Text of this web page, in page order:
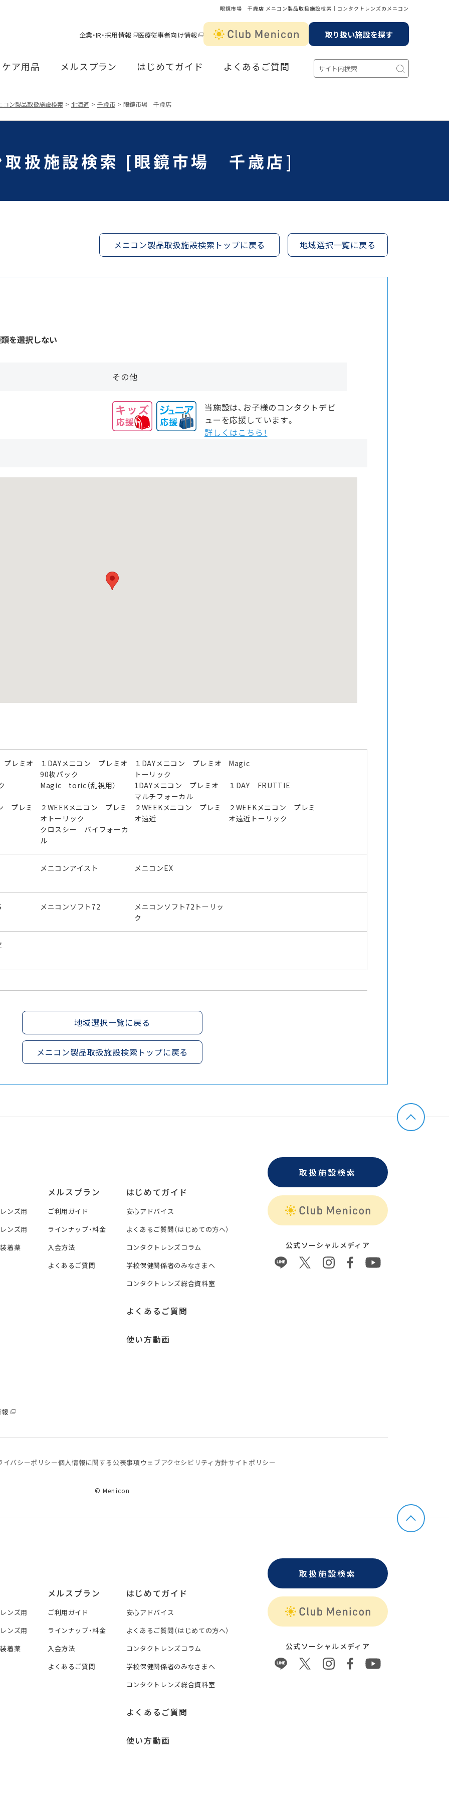
眼鏡市場 千歳店 メニコン製品取扱施設検索│コンタクトレンズのメニコン
企業・IR・採用情報 医療従事者向け情報 取り扱い施設を探す
ケア用品 メルスプラン はじめてガイド よくあるご質問
コン製品取扱施設検索 北海道 千歳市 眼鏡市場 千歳店
取扱施設検索 [眼鏡市場 千歳店]
メニコン製品取扱施設検索トップに戻る 地域選択一覧に戻る
を選択しない
その他
当施設は、お子様のコンタクトデビ
ューを応援しています。
詳しくはこちら！
プレミオ
１DAYメニコン プレミオ
90枚パック
１DAYメニコン プレミオ
トーリック
Magic
Magic toric（乱視用）
1DAYメニコン プレミオ
マルチフォーカル
１DAY FRUTTIE
プレミ
２WEEKメニコン プレミ
オトーリック
２WEEKメニコン プレミ
オ遠近
２WEEKメニコン プレミ
オ遠近トーリック
クロスシー バイフォーカ
ル
メニコンアイスト メニコンEX
メニコンソフト72
メニコンソフト72トーリッ
ク
地域選択一覧に戻る
メニコン製品取扱施設検索トップに戻る
ンズ用
ンズ用
着薬
メルスプラン
ご利用ガイド
ラインナップ・料金
入会方法
よくあるご質問
はじめてガイド
安心アドバイス
よくあるご質問（はじめての方へ）
コンタクトレンズコラム
学校保健関係者のみなさまへ
コンタクトレンズ総合資料室
よくあるご質問
使い方動画
取扱施設検索
公式ソーシャルメディア
イバシーポリシー個⼈情報に関する公表事項 ウェブアクセシビリティ方針サイトポリシー
© Menicon
ンズ用
ンズ用
着薬
メルスプラン
ご利用ガイド
ラインナップ・料金
入会方法
よくあるご質問
はじめてガイド
安心アドバイス
よくあるご質問（はじめての方へ）
コンタクトレンズコラム
学校保健関係者のみなさまへ
コンタクトレンズ総合資料室
よくあるご質問
使い方動画
取扱施設検索
公式ソーシャルメディア